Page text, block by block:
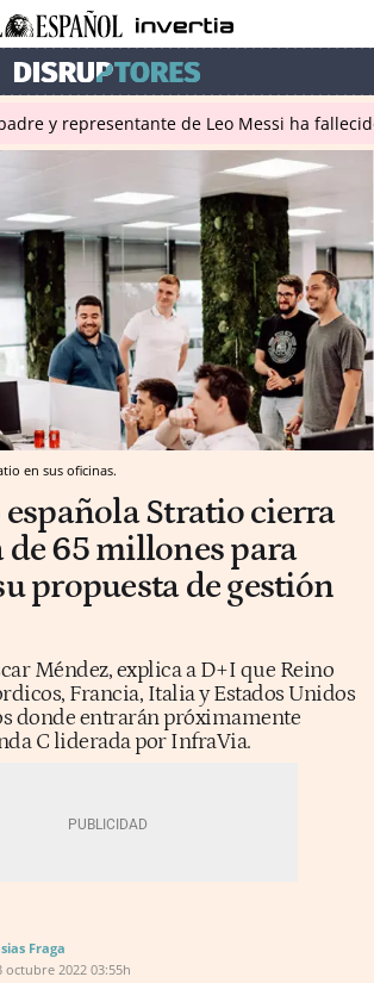
y representante de Leo Messi ha
en sus oficinas.
Stratio cierra
65 millones para
propuesta de gestión
Méndez, explica a D+I que Reino
Francia, Italia y Estados Unidos
donde entrarán próximamente
C liderada por InfraVia.
Fraga
octubre 2022 03:55h